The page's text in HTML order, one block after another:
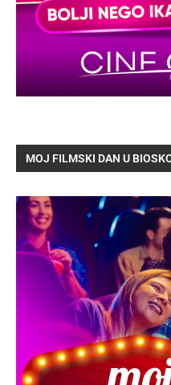
MOJ FILMSKI DAN U